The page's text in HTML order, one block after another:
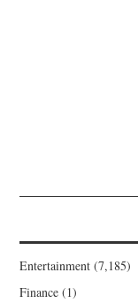
Entertainment (7,185)
Finance (1)